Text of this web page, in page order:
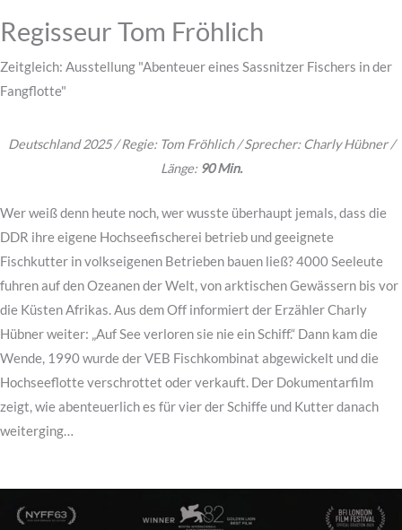
Regisseur Tom Fröhlich
Zeitgleich: Ausstellung "Abenteuer eines Sassnitzer Fischers in der
Fangflotte"
Deutschland 2025 / Regie: Tom Fröhlich / Sprecher: Charly Hübner /
Länge: 90 Min.
Wer weiß denn heute noch, wer wusste überhaupt jemals, dass die
DDR ihre eigene Hochseefischerei betrieb und geeignete
Fischkutter in volkseigenen Betrieben bauen ließ? 4000 Seeleute
fuhren auf den Ozeanen der Welt, von arktischen Gewässern bis vor
die Küsten Afrikas. Aus dem Off informiert der Erzähler Charly
Hübner weiter: „Auf See verloren sie nie ein Schiff.“ Dann kam die
Wende, 1990 wurde der VEB Fischkombinat abgewickelt und die
Hochseeflotte verschrottet oder verkauft. Der Dokumentarfilm
zeigt, wie abenteuerlich es für vier der Schiffe und Kutter danach
weiterging…